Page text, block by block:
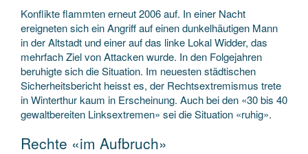
Konflikte flammten erneut 2006 auf. In einer Nacht
ereigneten sich ein Angriff auf einen dunkelhäutigen Mann
in der Altstadt und einer auf das linke Lokal Widder, das
mehrfach Ziel von Attacken wurde. In den Folgejahren
beruhigte sich die Situation. Im neuesten städtischen
Sicherheitsbericht heisst es, der Rechtsextremismus trete
in Winterthur kaum in Erscheinung. Auch bei den «30 bis 40
gewaltbereiten Linksextremen» sei die Situation «ruhig».
Rechte «im Aufbruch»